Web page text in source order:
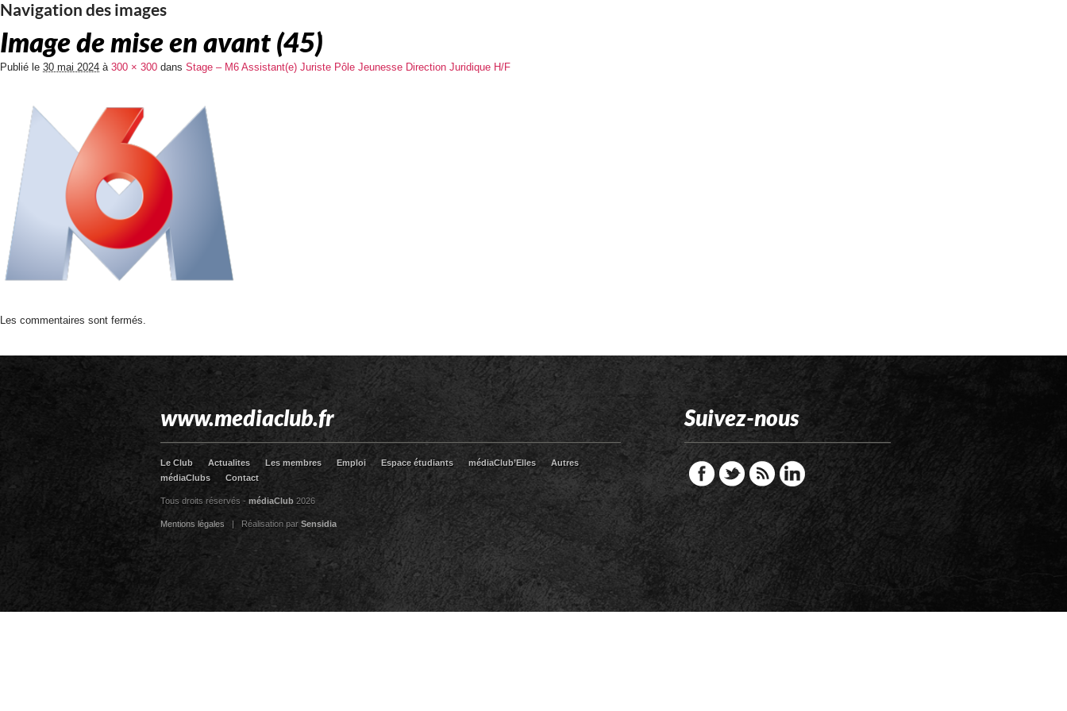
Navigation des images
Image de mise en avant (45)
Publié le 30 mai 2024 à 300 × 300 dans Stage – M6 Assistant(e) Juriste Pôle Jeunesse Direction Juridique H/F
Les commentaires sont fermés.
www.mediaclub.fr
Le Club Actualites Les membres Emploi Espace étudiants médiaClub’Elles
Autres
médiaClubs
Contact
Tous droits réservés - médiaClub 2026
Mentions légales | Réalisation par Sensidia
Suivez-nous
FacebookTwitter RSS LinkedIn